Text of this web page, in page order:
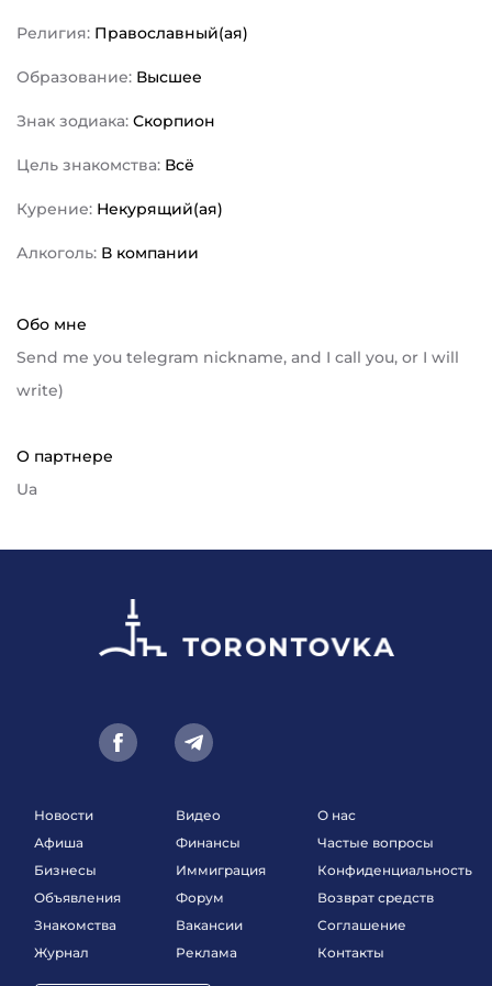
Религия: Православный(ая)
Образование: Высшее
Знак зодиака: Скорпион
Цель знакомства: Всё
Курение: Некурящий(ая)
Алкоголь: В компании
Обо мне
Send me you telegram nickname, and I call you, or I will
write)
О партнере
Ua
Новости
Афиша
Бизнесы
Объявления
Знакомства
Журнал
Видео
Финансы
Иммиграция
Форум
Вакансии
Реклама
О нас
Частые вопросы
Конфиденциальность
Возврат средств
Соглашение
Контакты